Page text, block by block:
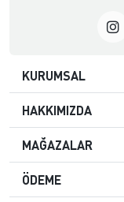
KURUMSAL
HAKKIMIZDA
MAĞAZALAR
ÖDEME